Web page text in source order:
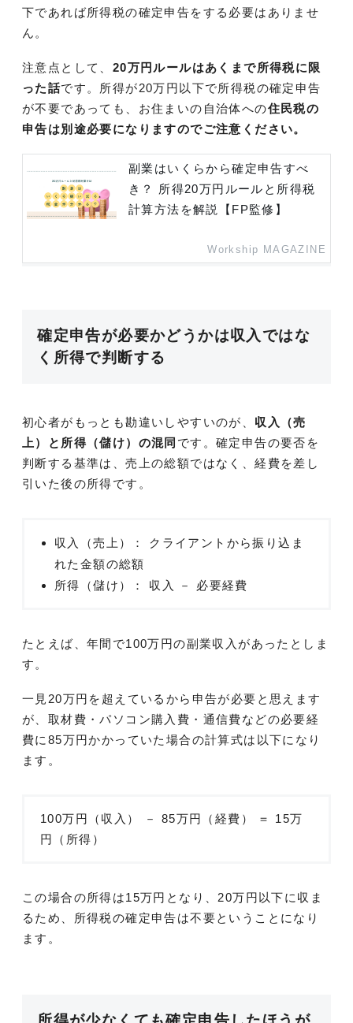
下であれば所得税の確定申告をする必要はありませ
ん。
注意点として、 20万円ルールはあくまで所得税に限
った話です。所得が20万円以下で所得税の確定申告
が不要であっても、お住まいの自治体への住民税の
申告は別途必要になりますのでご注意ください。
副業はいくらから確定申告すべ
き？ 所得20万円ルールと所得税
計算方法を解説【FP監修】
Workship MAGAZINE
確定申告が必要かどうかは収入ではな
く所得で判断する
初心者がもっとも勘違いしやすいのが、 収入（売
上）と所得（儲け）の混同 です。確定申告の要否を
判断する基準は、売上の総額ではなく、経費を差し
引いた後の所得です。
収入（売上）： クライアントから振り込ま
れた金額の総額
所得（儲け）： 収入 － 必要経費
たとえば、年間で100万円の副業収入があったとしま
す。
一見20万円を超えているから申告が必要と思えます
が、取材費・パソコン購入費・通信費などの必要経
費に85万円かかっていた場合の計算式は以下になり
ます。
100万円（収入） － 85万円（経費） ＝ 15万
円（所得）
この場合の所得は15万円となり、20万円以下に収ま
るため、所得税の確定申告は不要ということになり
ます。